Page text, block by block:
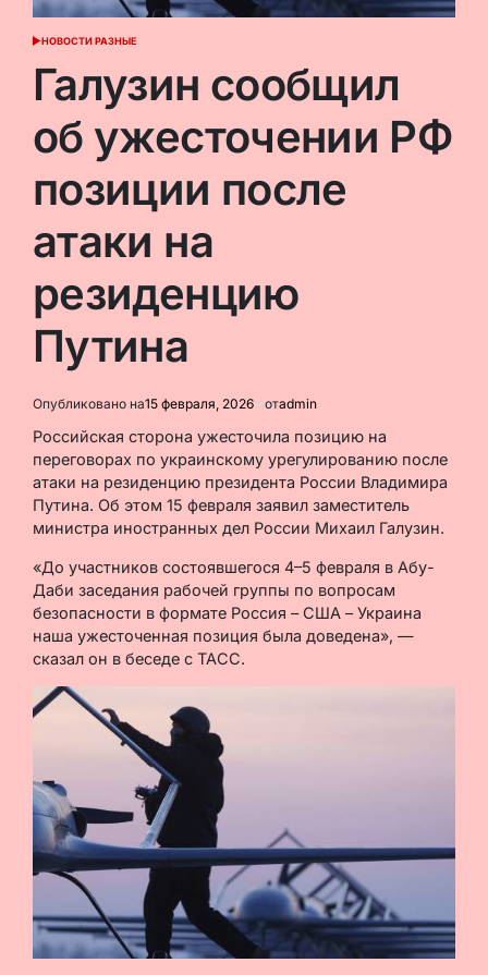
ОПУБЛИКОВАНО
НОВОСТИ РАЗНЫЕ
Галузин сообщил
об ужесточении РФ
позиции после
атаки на
резиденцию
Путина
Опубликовано на15 февраля, 2026 отadmin
Российская сторона ужесточила позицию на
переговорах по украинскому урегулированию после
атаки на резиденцию президента России Владимира
Путина. Об этом 15 февраля заявил заместитель
министра иностранных дел России Михаил Галузин.
«До участников состоявшегося 4–5 февраля в Абу-
Даби заседания рабочей группы по вопросам
безопасности в формате Россия – США – Украина
наша ужесточенная позиция была доведена», —
сказал он в беседе с ТАСС.